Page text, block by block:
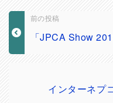
前の投稿
「JPCA Show
インターネプ